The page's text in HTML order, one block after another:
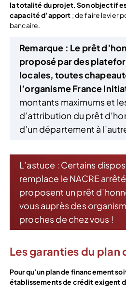
la totalité du projet. Son objectif
capacité d’apport ; de faire levier
bancaire.
Remarque : Le prêt
proposé par des
locales, toutes
l’organisme France
montants maximums et
d’attribution du prêt
d’un département à
L’astuce : Certains
remplace le NACRE
proposent un prêt
vous auprès des
proches de chez vous !
Les garanties du plan
Pour qu’un plan de financement
établissements de crédit exigent